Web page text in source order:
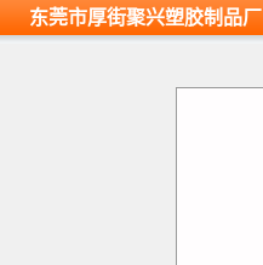
东莞市厚街聚兴塑胶制品厂